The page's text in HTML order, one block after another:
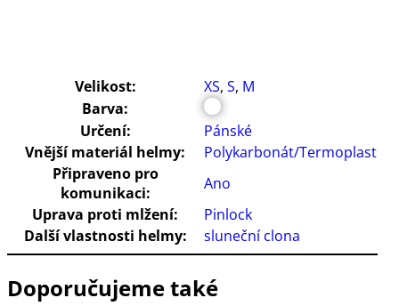
Velikost: XS, S, M
Barva:
Určení:
Pánské
Vnější materiál helmy:
Polykarbonát/Termoplast
Připraveno pro
komunikaci:
Ano
Uprava proti mlžení:
Pinlock
Další vlastnosti helmy:
sluneční clona
Doporučujeme také